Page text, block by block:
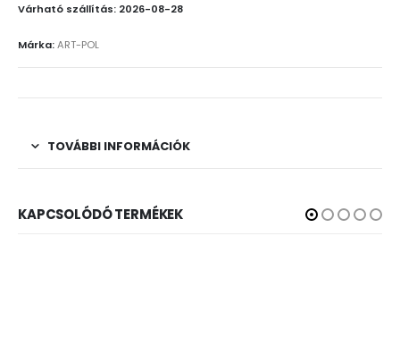
Várható szállítás: 2026-08-28
Márka:ART-POL
TOVÁBBI INFORMÁCIÓK
KAPCSOLÓDÓ TERMÉKEK